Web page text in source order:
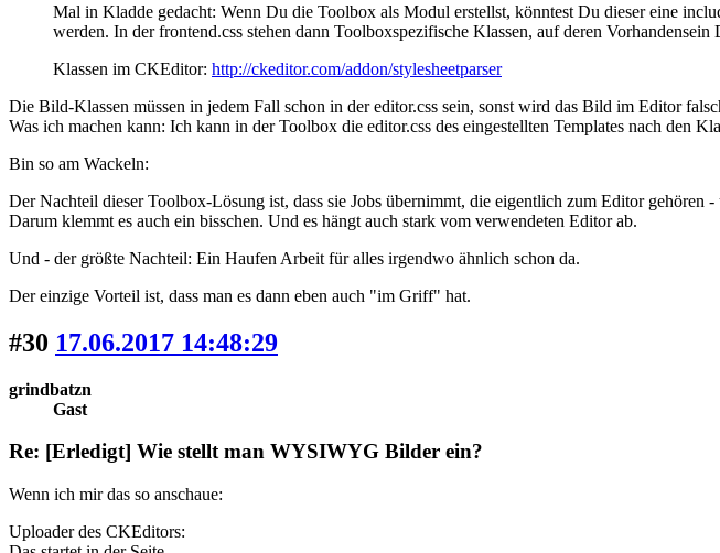
Mal in Kladde gedacht: Wenn Du die Toolbox als Modul erstellst, könntest Du dieser eine
werden. In der frontend.css stehen dann Toolboxspezifische Klassen, auf deren Vorhandensein
Klassen im CKEditor: http://ckeditor.com/addon/stylesheetparser
Die Bild-Klassen müssen in jedem Fall schon in der editor.css sein, sonst wird das Bild im Editor
Was ich machen kann: Ich kann in der Toolbox die editor.css des eingestellten Templates nach den
Bin so am Wackeln:
Der Nachteil dieser Toolbox-Lösung ist, dass sie Jobs übernimmt, die eigentlich zum Editor gehören
Darum klemmt es auch ein bisschen. Und es hängt auch stark vom verwendeten Editor ab.
Und - der größte Nachteil: Ein Haufen Arbeit für alles irgendwo ähnlich schon da.
Der einzige Vorteil ist, dass man es dann eben auch "im Griff" hat.
#30 17.06.2017 14:48:29
grindbatzn
Gast
Re: [Erledigt] Wie stellt man WYSIWYG Bilder ein?
Wenn ich mir das so anschaue:
Uploader des CKEditors: